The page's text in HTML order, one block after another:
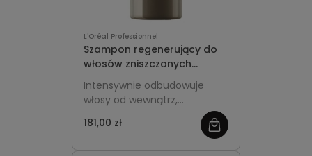
L'Oréal Professionnel
Szampon regenerujący do
włosów zniszczonych
1500ml - L'Oréal
Professionnel Absolut
Repair Molecular
Intensywnie odbudowuje
włosy od wewnątrz,
wzmacnia ich strukturę i
przywraca zdrowy wygląd.
181,00 zł